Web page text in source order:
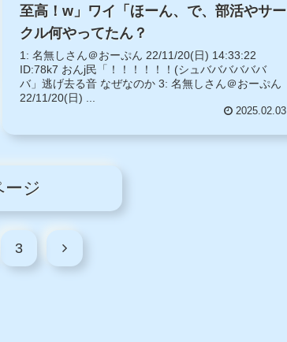
至高！w」ワイ「ほーん、で、部活やサー
クル何やってたん？
1: 名無しさん＠おーぷん 22/11/20(日) 14:33:22
ID:78k7 おんj民「！！！！！！(シュババババババ
バ」逃げ去る音 なぜなのか 3: 名無しさん＠おーぷん
22/11/20(日) ...
2025.02.03
ージ
3